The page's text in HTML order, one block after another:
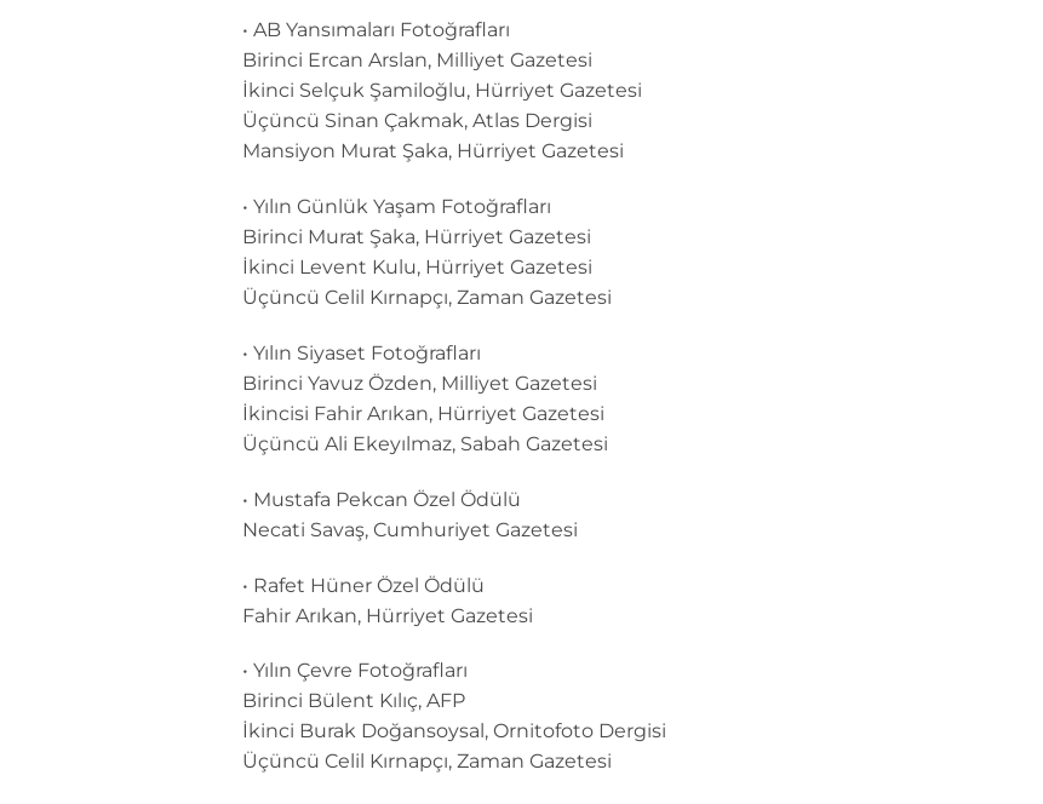
• AB Yansımaları Fotoğrafları
Birinci Ercan Arslan, Milliyet Gazetesi
İkinci Selçuk Şamiloğlu, Hürriyet Gazetesi
Üçüncü Sinan Çakmak, Atlas Dergisi
Mansiyon Murat Şaka, Hürriyet Gazetesi
• Yılın Günlük Yaşam Fotoğrafları
Birinci Murat Şaka, Hürriyet Gazetesi
İkinci Levent Kulu, Hürriyet Gazetesi
Üçüncü Celil Kırnapçı, Zaman Gazetesi
• Yılın Siyaset Fotoğrafları
Birinci Yavuz Özden, Milliyet Gazetesi
İkincisi Fahir Arıkan, Hürriyet Gazetesi
Üçüncü Ali Ekeyılmaz, Sabah Gazetesi
• Mustafa Pekcan Özel Ödülü
Necati Savaş, Cumhuriyet Gazetesi
• Rafet Hüner Özel Ödülü
Fahir Arıkan, Hürriyet Gazetesi
• Yılın Çevre Fotoğrafları
Birinci Bülent Kılıç, AFP
İkinci Burak Doğansoysal, Ornitofoto Dergisi
Üçüncü Celil Kırnapçı, Zaman Gazetesi